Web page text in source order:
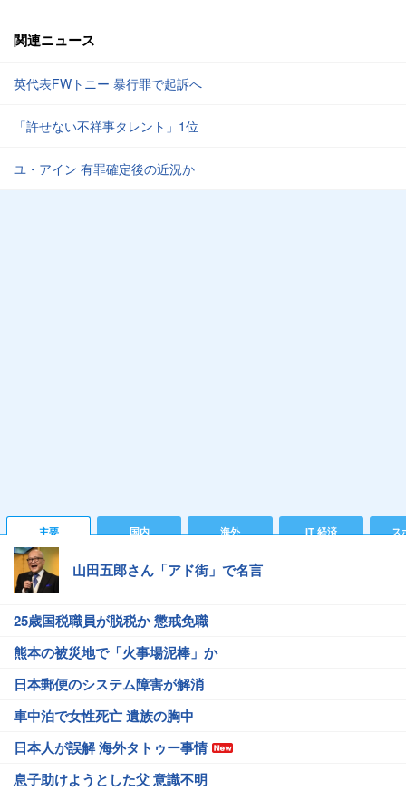
関連ニュース
英代表FWトニー 暴行罪で起訴へ
「許せない不祥事タレント」1位
ユ・アイン 有罪確定後の近況か
主要 国内 海外 IT 経済 ス
山田五郎さん「アド街」で名言
25歳国税職員が脱税か 懲戒免職
熊本の被災地で「火事場泥棒」か
日本郵便のシステム障害が解消
車中泊で女性死亡 遺族の胸中
日本人が誤解 海外タトゥー事情
息子助けようとした父 意識不明